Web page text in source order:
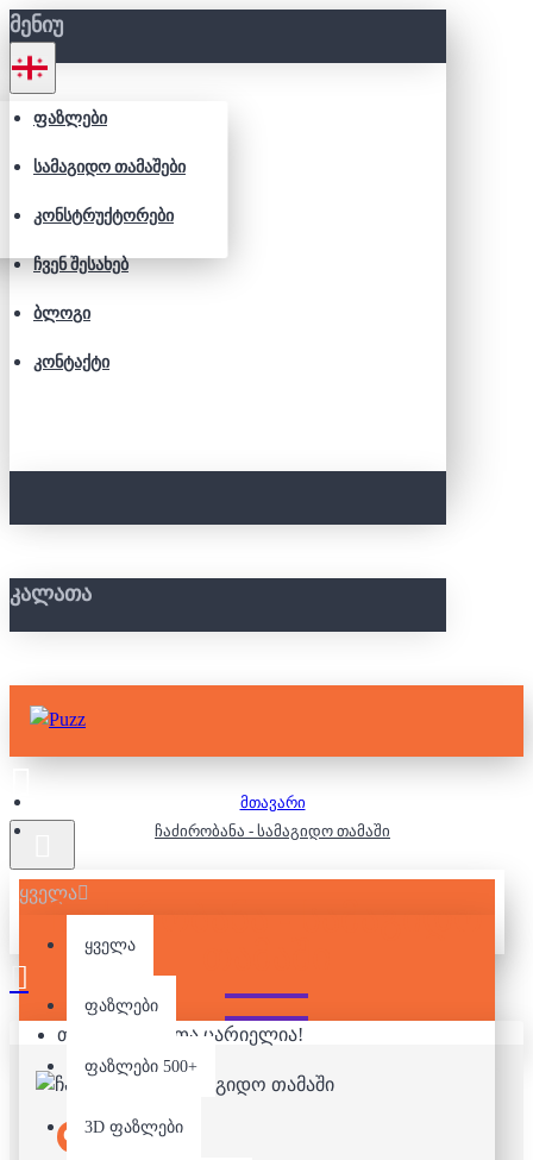
ᲛᲔᲜᲘᲣ
ᲤᲐᲖᲚᲔᲑᲘ
ᲡᲐᲛᲐᲒᲘᲓᲝ ᲗᲐᲛᲐᲨᲔᲑᲘ
ᲙᲝᲜᲡᲢᲠᲣᲥᲢᲝᲠᲔᲑᲘ
ᲩᲕᲔᲜ ᲨᲔᲡᲐᲮᲔᲑ
ᲑᲚᲝᲒᲘ
ᲙᲝᲜᲢᲐᲥᲢᲘ
ᲙᲐᲚᲐᲗᲐ
ყველა
ყველა
ფაზლები
ფაზლები 500+
3D ფაზლები
თქვენი კალათა ცარიელია!
მთავარი
ჩაძირობანა - სამაგიდო თამაში
ᲩᲐᲫᲘᲠᲝᲑᲐᲜᲐ - ᲡᲐᲛᲐᲒᲘᲓᲝ
Custom Labels